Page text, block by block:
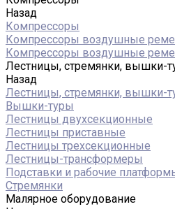
Назад
Компрессоры
Компрессоры воздушные
Компрессоры воздушные
Лестницы, стремянки, вышки-
Назад
Лестницы, стремянки, вышки-
Вышки-туры
Лестницы двухсекционные
Лестницы приставные
Лестницы трехсекционные
Лестницы-трансформеры
Подставки и рабочие
Стремянки
Малярное оборудование